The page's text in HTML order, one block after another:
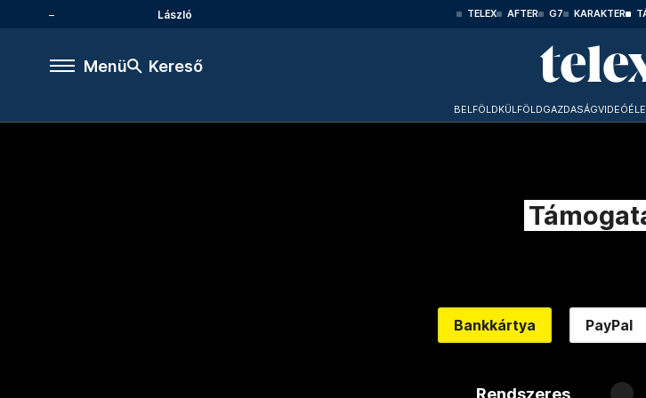
László TELEX AFTER G7 KARAKTER
Menü Kereső
BELFÖLDKÜLFÖLDGAZDASÁGVIDEÓ
Bankkártya PayPal
Rendszeres